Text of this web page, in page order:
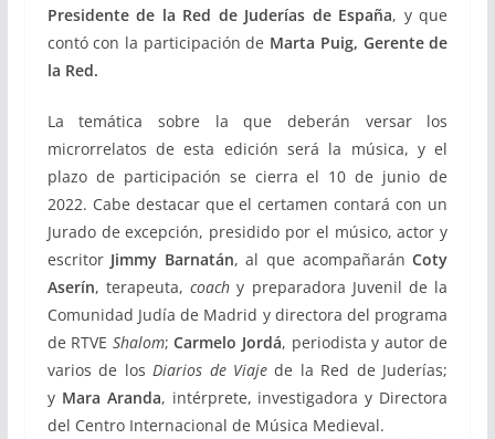
Presidente de la Red de Juderías de España, y que
contó con la participación de Marta Puig, Gerente de
la Red.
La temática sobre la que deberán versar los
microrrelatos de esta edición será la música, y el
plazo de participación se cierra el 10 de junio de
2022. Cabe destacar que el certamen contará con un
Jurado de excepción, presidido por el músico, actor y
escritor Jimmy Barnatán, al que acompañaránCoty
Aserín, terapeuta,coach y preparadora Juvenil de la
Comunidad Judía de Madrid y directora del programa
de RTVE Shalom;Carmelo Jordá, periodista y autor de
varios de losDiarios de Viaje de la Red de Juderías;
y Mara Aranda, intérprete, investigadora y Directora
del Centro Internacional de Música Medieval.